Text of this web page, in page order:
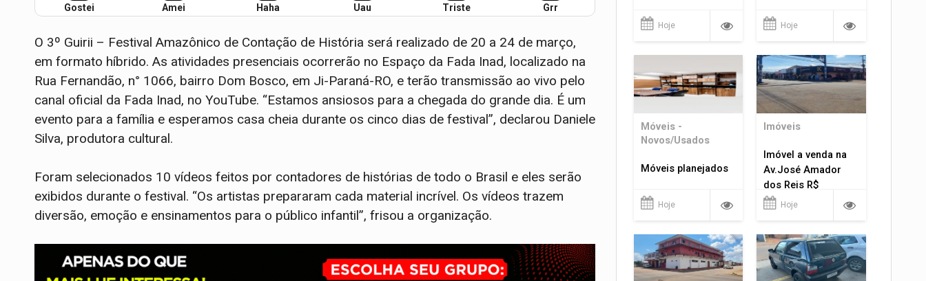
Gostei Amei Haha Uau Triste Grr
O 3º Guirii – Festival Amazônico de Contação de História será realizado de 20 a 24 de março,
em formato híbrido. As atividades presenciais ocorrerão no Espaço da Fada Inad, localizado na
Rua Fernandão, n° 1066, bairro Dom Bosco, em Ji-Paraná-RO, e terão transmissão ao vivo pelo
canal oficial da Fada Inad, no YouTube. “Estamos ansiosos para a chegada do grande dia. É um
evento para a família e esperamos casa cheia durante os cinco dias de festival”, declarou Daniele
Silva, produtora cultural.
Foram selecionados 10 vídeos feitos por contadores de histórias de todo o Brasil e eles serão
exibidos durante o festival. “Os artistas prepararam cada material incrível. Os vídeos trazem
diversão, emoção e ensinamentos para o público infantil”, frisou a organização.
Hoje Hoje
Móveis -
Novos/Usados
Móveis planejados
Hoje
Imóveis
Imóvel a venda na
Av.José Amador
dos Reis R$
1.400.000
Hoje